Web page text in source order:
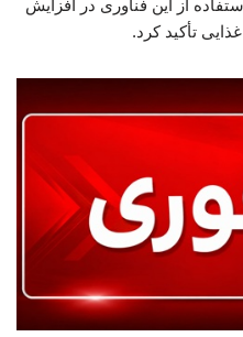
از این فناوری در افزایش
تأکید کرد.